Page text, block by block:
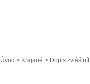
Úvod > Krajané > Dopis